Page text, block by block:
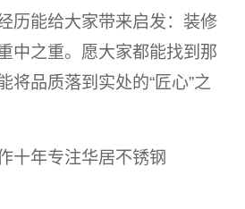
历能给大家带来启发：装修
中之重。愿大家都能找到那
将品质落到实处的“匠心”之
十年专注华居不锈钢